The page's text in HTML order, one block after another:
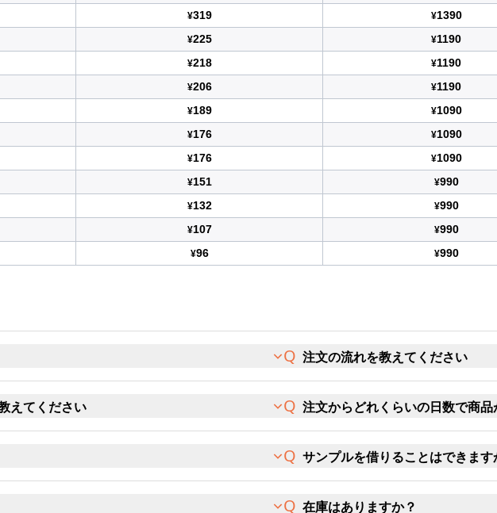
¥319 ¥1390
¥225 ¥1190
¥218 ¥1190
¥206 ¥1190
¥189 ¥1090
¥176 ¥1090
¥176 ¥1090
¥151 ¥990
¥132 ¥990
¥107 ¥990
¥96 ¥990
えてください
注文の流れを教えてください
注文からどれくらいの日数で商品
サンプルを借りることはできます
在庫はありますか？